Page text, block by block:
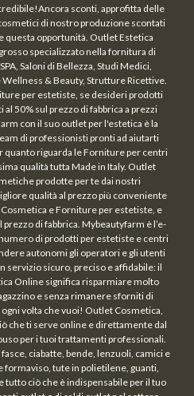
sconti, approfitta delle
di nostro produzione scontati
questa opportunità. Outlet Estetica
specializzato nella fornitura di
Saloni di Bellezza, Studi Medici,
& Beauty, Strutture Ricettive.
per estetiste, se desideri prodotti
50% sul prezzo di fabbrica a prezzi
con il suo outlet per l'estetica è la
di professionisti pronti ad aiutarti
quanto riguarda le Forniture per centri
qualità tutta Made in Italy. Outlet
prodotte per te dai nostri
qualità al prezzo più conveniente
e Forniture per estetiste, e
di fabbrica. Mybeautyfarm è l’e-
di prodotti per estetiste e centri
autonomi gli operatori e gli utenti
servizio sicuro, preciso e affidabile: il
Online significa risparmiare molto
e senza rimanere sforniti di
volta che vuoi! Outlet Cosmetica,
che ti serve online e direttamente dal
per i tuoi trattamenti professionali.
ciabatte, bende, lenzuoli, camici e
tute in polietilene, guanti,
tutto ciò che è indispensabile per il tuo